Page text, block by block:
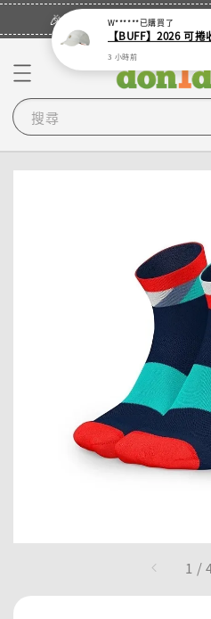
🎉登入會員・領取您的專
搜尋
1 /
W******已購買了
【BUFF】2026 可捲
3 小時前